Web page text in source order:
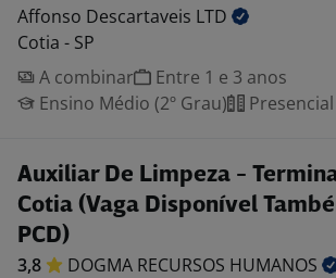
Affonso Descartaveis LTD
Cotia - SP
A combinar
Entre 1 e 3 anos
Ensino Médio (2º Grau)
Presencial
Auxiliar De Limpeza -
Cotia (Vaga Disponível
PCD)
3,8 DOGMA RECURSOS HUMANOS